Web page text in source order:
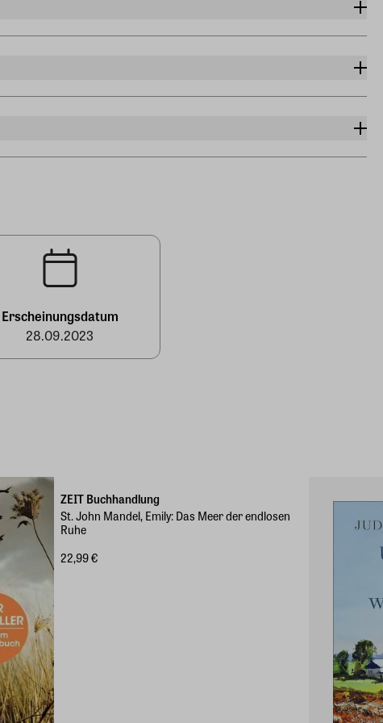
Erscheinungsdatum
28.09.2023
ZEIT Buchhandlung
St. John Mandel, Emily: Das Meer der endlosen
Ruhe
22,99 €